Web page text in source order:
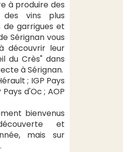
à produire des
vins plus
de garrigues et
Sérignan vous
découvrir leur
du Crès" dans
à Sérignan.
; IGP Pays
d'Oc ; AOP
bienvenus
et
mais sur